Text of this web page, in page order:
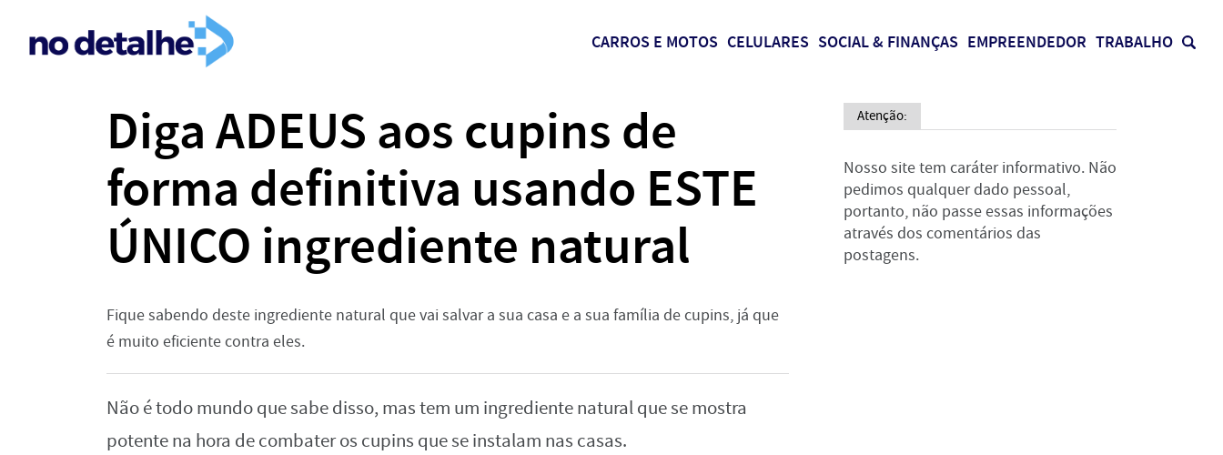
CARROS E MOTOS CELULARES SOCIAL & FINANÇAS EMPREENDEDOR TRABALHO
Diga ADEUS aos cupins de
forma definitiva usando ESTE
ÚNICO ingrediente natural
Fique sabendo deste ingrediente natural que vai salvar a sua casa e a sua família de cupins, já que
é muito eficiente contra eles.
Não é todo mundo que sabe disso, mas tem um ingrediente natural que se mostra
potente na hora de combater os cupins que se instalam nas casas.
Atenção:
Nosso site tem caráter informativo. Não
pedimos qualquer dado pessoal,
portanto, não passe essas informações
através dos comentários das
postagens.